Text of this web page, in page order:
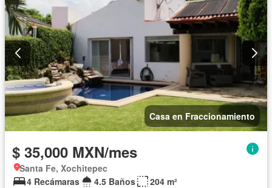
Casa en Fraccionamiento
$ 35,000 MXN/mes
Santa Fe, Xochitepec
4 Recámaras
4.5 Baños
204 m²